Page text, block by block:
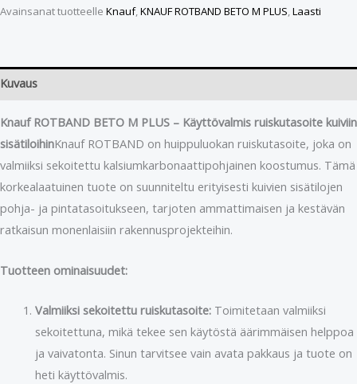
Avainsanat tuotteelle Knauf,KNAUF ROTBAND BETO M PLUS,Laasti
Kuvaus
Knauf ROTBAND BETO M PLUS – Käyttövalmis ruiskutasoite kuiviin
sisätiloihinKnauf ROTBAND on huippuluokan ruiskutasoite, joka on
valmiiksi sekoitettu kalsiumkarbonaattipohjainen koostumus. Tämä
korkealaatuinen tuote on suunniteltu erityisesti kuivien sisätilojen
pohja- ja pintatasoitukseen, tarjoten ammattimaisen ja kestävän
ratkaisun monenlaisiin rakennusprojekteihin.
Tuotteen ominaisuudet:
Valmiiksi sekoitettu ruiskutasoite:Toimitetaan valmiiksi
sekoitettuna, mikä tekee sen käytöstä äärimmäisen helppoa
ja vaivatonta. Sinun tarvitsee vain avata pakkaus ja tuote on
heti käyttövalmis.